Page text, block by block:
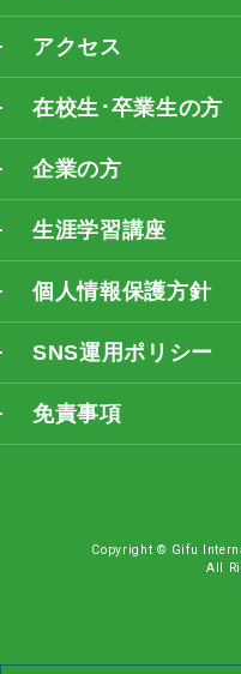
アクセス
在校生･卒業生の方
企業の方
生涯学習講座
個人情報保護方針
SNS運用ポリシー
免責事項
Copyright © Gifu
All